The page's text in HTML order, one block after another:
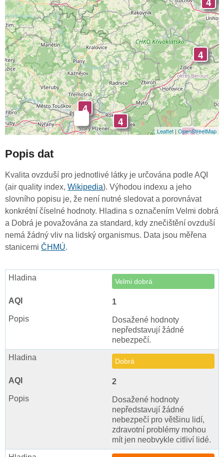
4
4
4
4
Leaflet | OpenStreetMap
Popis dat
Kvalita ovzduší pro jednotlivé látky je určována podle AQI
(air quality index, Wikipedia). Výhodou indexu a jeho
slovního popisu je, že není nutné sledovat a porovnávat
konkrétní číselné hodnoty. Hladina s označením Velmi dobrá
a Dobrá je považována za standard, kdy znečištění ovzduší
nemá žádný vliv na lidský organismus. Data jsou měřena
stanicemi ČHMÚ.
Velmi dobrá
1
Dosažené hodnoty
nepředstavují žádné
nebezpečí.
Dobrá
2
Dosažené hodnoty
nepředstavují žádné
nebezpečí pro většinu lidí,
zdravotní problémy mohou
mít jen neobvykle citliví lidé.